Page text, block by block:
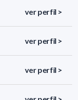
ver perfil >
ver perfil >
ver perfil >